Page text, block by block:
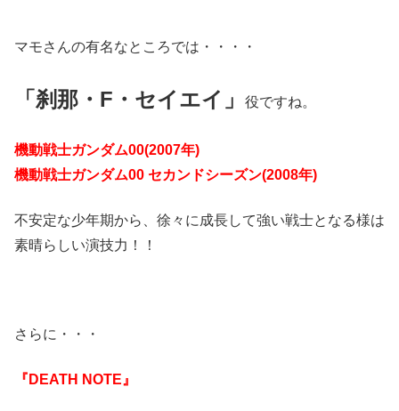
マモさんの有名なところでは・・・・
「刹那・F・セイエイ」 役ですね。
機動戦士ガンダム00(2007年)
機動戦士ガンダム00 セカンドシーズン(2008年)
不安定な少年期から、徐々に成長して強い戦士となる様は
素晴らしい演技力！！
さらに・・・
『DEATH NOTE』